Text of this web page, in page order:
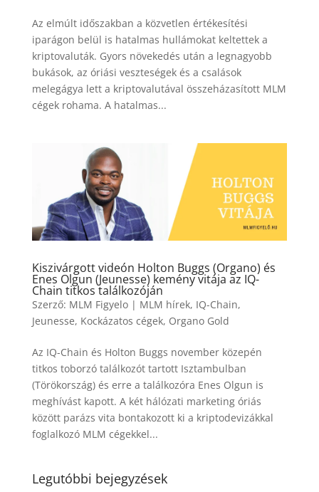
Az elmúlt időszakban a közvetlen értékesítési
iparágon belül is hatalmas hullámokat keltettek a
kriptovaluták. Gyors növekedés után a legnagyobb
bukások, az óriási veszteségek és a csalások
melegágya lett a kriptovalutával összeházasított MLM
cégek rohama. A hatalmas...
Kiszivárgott videón Holton Buggs (Organo) és
Enes Olgun (Jeunesse) kemény vitája az IQ-
Chain titkos találkozóján
Szerző: MLM Figyelo| MLM hírek, IQ-Chain,
Jeunesse, Kockázatos cégek, Organo Gold
Az IQ-Chain és Holton Buggs november közepén
titkos toborzó találkozót tartott Isztambulban
(Törökország) és erre a találkozóra Enes Olgun is
meghívást kapott. A két hálózati marketing óriás
között parázs vita bontakozott ki a kriptodevizákkal
foglalkozó MLM cégekkel...
Legutóbbi bejegyzések